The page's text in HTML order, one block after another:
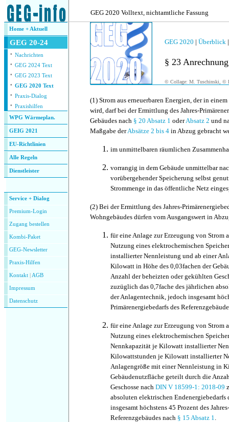
GEG 2020 Volltext, nichtamtliche Fassung
Home + Aktuell
GEG 20-24
· Nachrichten
· GEG 2024 Text
· GEG 2023 Text
· GEG 2020 Text
· Praxis-Dialog
· Praxishilfen
WPG Wärmeplan.
GEIG 2021
EU-Richtlinien
Alle Regeln
Dienstleister
Service + Dialog
Premium-Login
Zugang bestellen
Kombi-Paket
GEG-Newsletter
Praxis-Hilfen
Kontakt AGB
Impressum
Datenschutz
GEG 2020 | Überblick
§ 23
© Collage: M. Tuschinski, ©
(1) Strom aus erneuerbaren Energien, der in
wird, darf bei der Ermittlung des Jahres-
Gebäudes nach § 20 Absatz 1 oderAbsatz 2 und
Maßgabe derAbsätze 2 bis 4 in Abzug gebracht
im unmittelbaren räumlichen
vorrangig in dem Gebäude unmittelbar
vorübergehender Speicherung selbst
Strommenge in das öffentliche Netz
(2) Bei der Ermittlung des Jahres-
Wohngebäudes dürfen vom Ausgangswert in
für eine Anlage zur Erzeugung von Strom
Nutzung eines elektrochemischen
installierter Nennleistung und ab einer
Kilowatt in Höhe des 0,03fachen der
Anzahl der beheizten oder gekühlten
zuzüglich das 0,7fache des jährlichen
der Anlagentechnik, jedoch insgesamt
Primärenergiebedarfs des
für eine Anlage zur Erzeugung von Strom
Nutzung eines elektrochemischen
Nennkapazität je Kilowatt installierter
Kilowattstunden je Kilowatt installierter
Anlagengröße mit einer Nennleistung in
Gebäudenutzfläche geteilt durch die
Geschosse nach DIN V 18599-1: 2018-09
absoluten elektrischen
insgesamt höchstens 45 Prozent des
Referenzgebäudes nach § 15 Absatz 1.